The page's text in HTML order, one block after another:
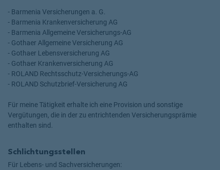
- Barmenia Versicherungen a. G.
- Barmenia Krankenversicherung AG
- Barmenia Allgemeine Versicherungs-AG
- Gothaer Allgemeine Versicherung AG
- Gothaer Lebensversicherung AG
- Gothaer Krankenversicherung AG
- ROLAND Rechtsschutz-Versicherungs-AG
- ROLAND Schutzbrief-Versicherung AG
Für meine Tätigkeit erhalte ich eine Provision und sonstige
Vergütungen, die in der zu entrichtenden Versicherungsprämie
enthalten sind.
Schlichtungsstellen
Für Lebens- und Sachversicherungen: